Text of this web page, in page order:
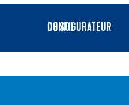
CONFIGURATEUR DE SOL